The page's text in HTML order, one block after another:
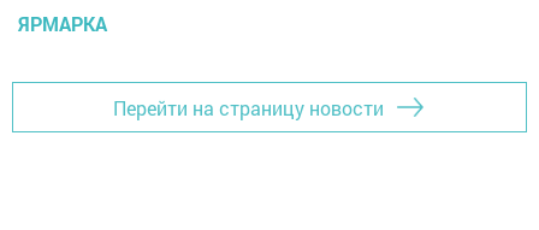
ЯРМАРКА
Перейти на страницу новости